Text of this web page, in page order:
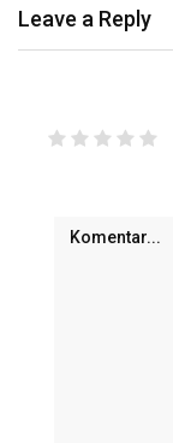
Leave a Reply